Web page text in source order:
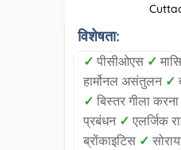
विशेषता:
✓ पीसीओएस ✓
हार्मोनल असंतुलन ✓
✓ बिस्तर गीला करना
प्रबंधन ✓ एलर्जिक
ब्रोंकाइटिस ✓